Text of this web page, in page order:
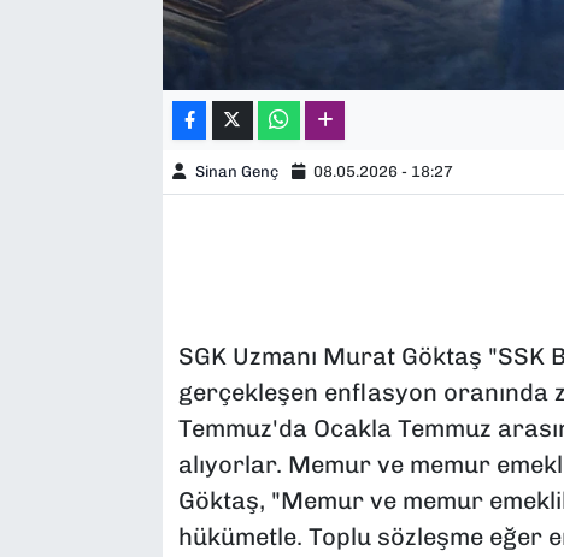
Sinan Genç 08.05.2026 - 18:27
SGK Uzmanı Murat Göktaş
gerçekleşen enflasyon oranında
Temmuz'da Ocakla Temmuz
alıyorlar. Memur ve memur
Göktaş, "Memur ve memur
hükümetle. Toplu sözleşme eğer